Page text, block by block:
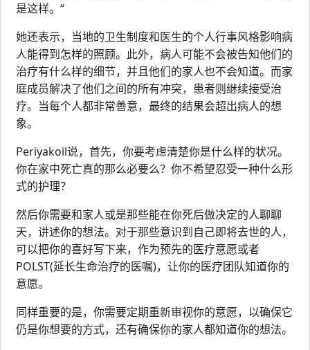
是这样。“
她还表示，当地的卫生制度和医生的个人行事风格影响病
人能得到怎样的照顾。此外，病人可能不会被告知他们的
治疗有什么样的细节，并且他们的家人也不会知道。而家
庭成员解决了他们之间的所有冲突，患者则继续接受治
疗。当每个人都非常善意，最终的结果会超出病人的想
象。
Periyakoil说，首先，你要考虑清楚你是什么样的状况。
你在家中死亡真的那么必要么？你不希望忍受一种什么形
式的护理？
然后你需要和家人或是那些能在你死后做决定的人聊聊
天，讲述你的想法。对于那些意识到自己即将去世的人，
可以把你的喜好写下来，作为预先的医疗意愿或者
POLST(延长生命治疗的医嘱)，让你的医疗团队知道你的
意愿。
同样重要的是，你需要定期重新审视你的意愿，以确保它
仍是你想要的方式，还有确保你的家人都知道你的想法。